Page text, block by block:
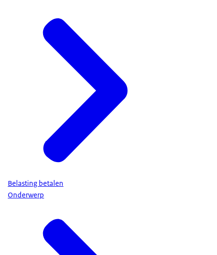
Belasting betalen
Onderwerp